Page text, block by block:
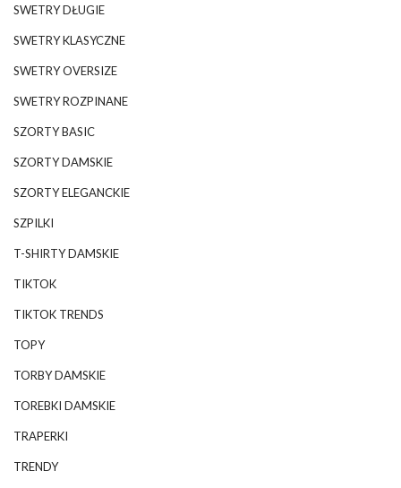
SWETRY DŁUGIE
SWETRY KLASYCZNE
SWETRY OVERSIZE
SWETRY ROZPINANE
SZORTY BASIC
SZORTY DAMSKIE
SZORTY ELEGANCKIE
SZPILKI
T-SHIRTY DAMSKIE
TIKTOK
TIKTOK TRENDS
TOPY
TORBY DAMSKIE
TOREBKI DAMSKIE
TRAPERKI
TRENDY